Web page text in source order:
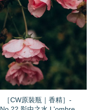
［CW原裝瓶｜香精］-